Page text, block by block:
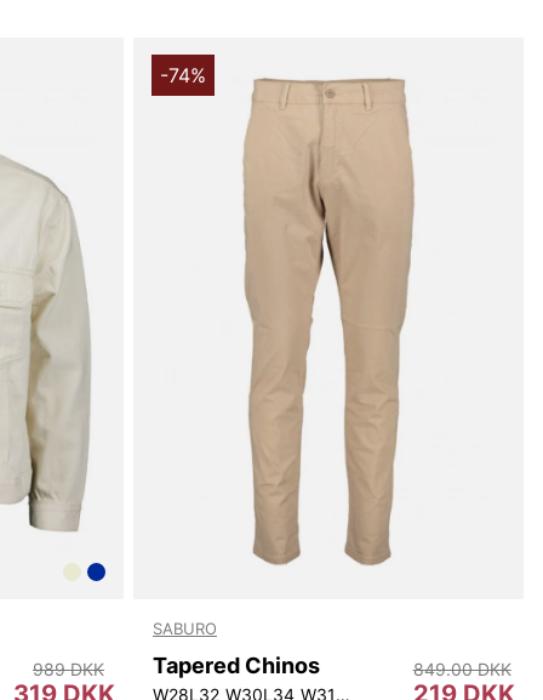
W31L34 W32L34 W33L34 W34L34 W35L34 W36L34 W38L34
319 DKK
989 DKK
-74%
SABURO
Tapered Chinos
W28L32 W30L34 W31L34 W33L34219 DKK
849.00 DKK